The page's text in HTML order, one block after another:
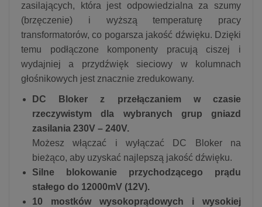
zasilających, która jest odpowiedzialna za szumy
(brzęczenie) i wyższą temperaturę pracy
transformatorów, co pogarsza jakość dźwięku. Dzięki
temu podłączone komponenty pracują ciszej i
wydajniej a przydźwięk sieciowy w kolumnach
głośnikowych jest znacznie zredukowany.
DC Bloker z przełączaniem w czasie
rzeczywistym dla wybranych grup gniazd
zasilania 230V – 240V.
Możesz włączać i wyłączać DC Bloker na
bieżąco, aby uzyskać najlepszą jakość dźwięku.
Silne blokowanie przychodzącego prądu
stałego do 12000mV (12V).
10 mostków wysokoprądowych i wysokiej